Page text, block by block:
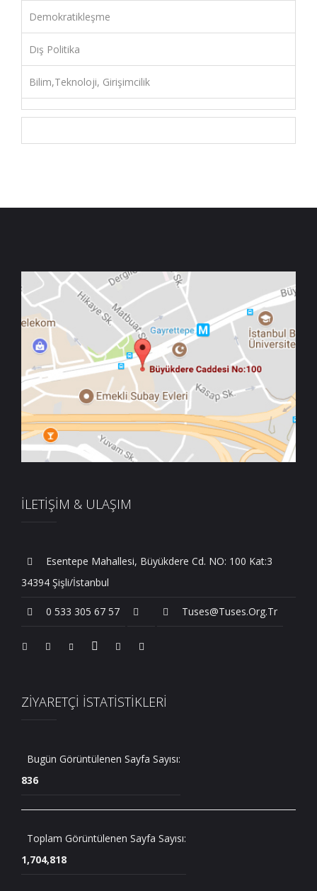
Demokratikleşme
Dış Politika
Bilim,Teknoloji, Girişimcilik
İLETİŞİM & ULAŞIM
Esentepe Mahallesi, Büyükdere Cd. NO: 100 Kat:3
34394 Şişli/İstanbul
0 533 305 67 57 Tuses@tuses.org.tr
ZİYARETÇİ İSTATİSTİKLERİ
Bugün Görüntülenen Sayfa Sayısı:
836
Toplam Görüntülenen Sayfa Sayısı:
1,704,818